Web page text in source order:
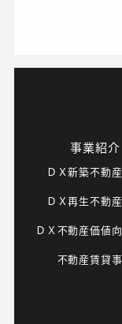
事業紹介
ＤＸ新築不動
ＤＸ再生不動
ＤＸ不動産価値
不動産賃貸